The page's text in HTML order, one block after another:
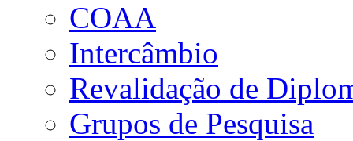
COAA
Intercâmbio
Revalidação de
Grupos de Pesquisa